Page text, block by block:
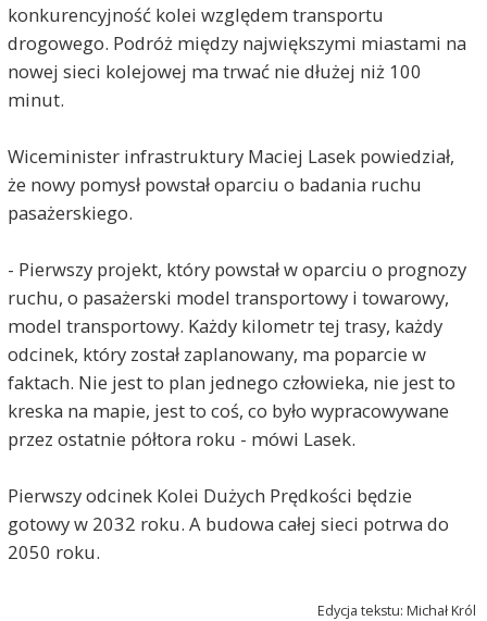
konkurencyjność kolei względem transportu
drogowego. Podróż między największymi miastami na
nowej sieci kolejowej ma trwać nie dłużej niż 100
minut.
Wiceminister infrastruktury Maciej Lasek powiedział,
że nowy pomysł powstał oparciu o badania ruchu
pasażerskiego.
- Pierwszy projekt, który powstał w oparciu o prognozy
ruchu, o pasażerski model transportowy i towarowy,
model transportowy. Każdy kilometr tej trasy, każdy
odcinek, który został zaplanowany, ma poparcie w
faktach. Nie jest to plan jednego człowieka, nie jest to
kreska na mapie, jest to coś, co było wypracowywane
przez ostatnie półtora roku - mówi Lasek.
Pierwszy odcinek Kolei Dużych Prędkości będzie
gotowy w 2032 roku. A budowa całej sieci potrwa do
2050 roku.
Edycja tekstu: Michał Król